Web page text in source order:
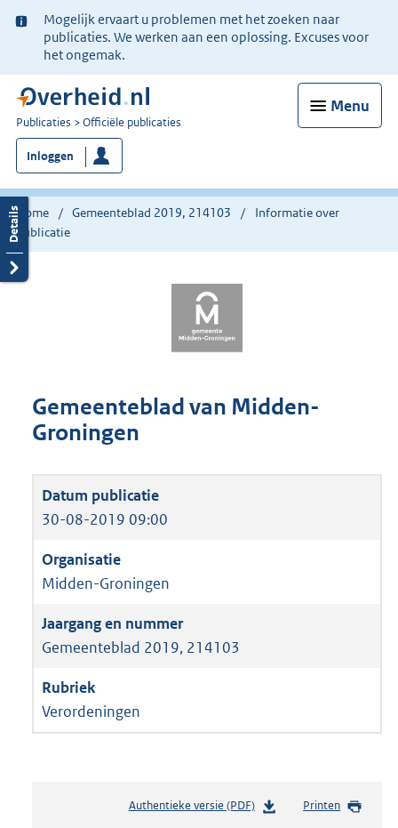
Ter
informatie:
Mogelijk ervaart u problemen met het zoeken naar
publicaties. We werken aan een oplossing. Excuses voor
het ongemak.
Menu
U
bent
nu
hier:
Publicaties Officiële publicaties
Inloggen
Home Gemeenteblad 2019, 214103
Informatie over
publicatie
Gemeenteblad van Midden-
Groningen
30-08-2019 09:00
Midden-Groningen
Gemeenteblad 2019, 214103
Verordeningen
Authentieke versie (PDF)b
Printen